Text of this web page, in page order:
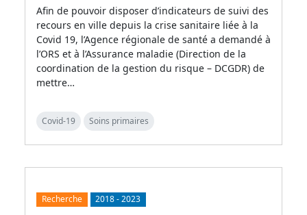
Afin de pouvoir disposer d’indicateurs de suivi des
recours en ville depuis la crise sanitaire liée à la
Covid 19, l’Agence régionale de santé a demandé à
l’ORS et à l’Assurance maladie (Direction de la
coordination de la gestion du risque – DCGDR) de
mettre…
Covid-19 Soins primaires
Recherche 2018-2023